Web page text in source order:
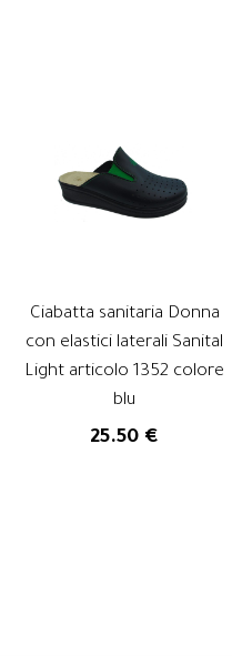
Ciabatta sanitaria Donna
con elastici laterali Sanital
Light articolo 1352 colore
blu
25.50 €